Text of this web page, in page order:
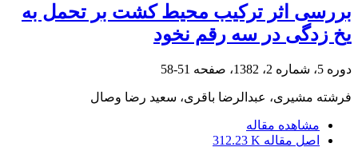
بررسی اثر ترکیب محیط کشت بر تحمل به
یخ زدگی در سه رقم نخود
دوره 5، شماره 2، 1382، صفحه 51-58
فرشته مشیرى، عبدالرضا باقرى، سعید رضا وصال
مشاهده مقاله
اصل مقاله 312.23 K